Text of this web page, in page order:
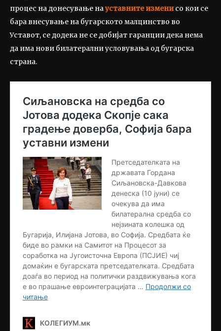
процес на донесување науставните изменисо кои се
бара внесување на бугарското малцинство во
Уставот, се додека не се добијат гаранции дека нема
да има нови билатерални условувања од бугарска
страна.